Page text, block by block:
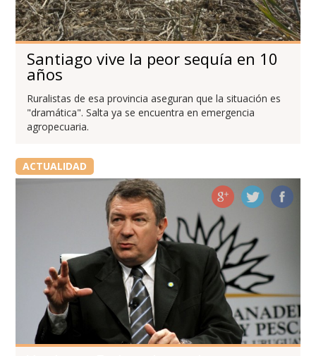
Santiago vive la peor sequía en 10
años
Ruralistas de esa provincia aseguran que la situación es
"dramática". Salta ya se encuentra en emergencia
agropecuaria.
ACTUALIDAD